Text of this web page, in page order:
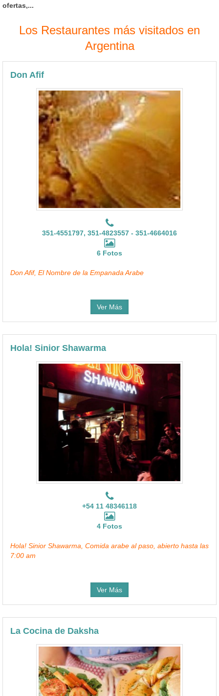
ofertas,...
Los Restaurantes más visitados en
Argentina
Don Afif
351-4551797, 351-4823557 - 351-4664016
6 Fotos
Don Afif, El Nombre de la Empanada Arabe
Ver Más
Hola! Sinior Shawarma
+54 11 48346118
4 Fotos
Hola! Sinior Shawarma, Comida arabe al paso, abierto hasta las
7:00 am
Ver Más
La Cocina de Daksha